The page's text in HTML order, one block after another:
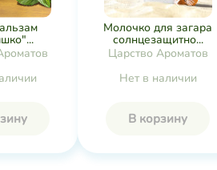
Молочко для загара
солнцезащитно...
Царство Ароматов
Нет в наличии
В корзину